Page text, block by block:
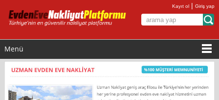
Kayıt ol |Giriş yap
Menü